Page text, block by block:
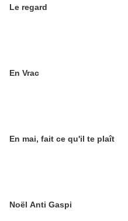
Le regard
En Vrac
En mai, fait ce qu'il te plaît
Noël Anti Gaspi